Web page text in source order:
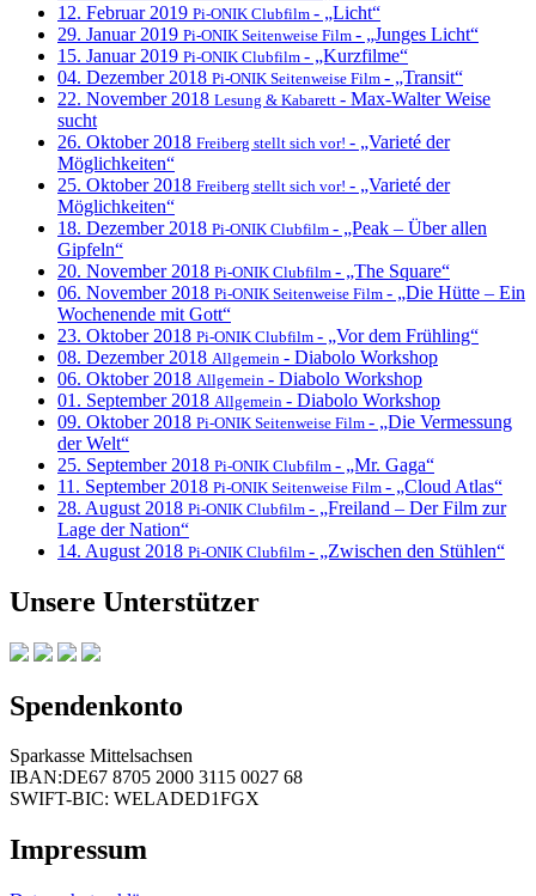
12. Februar 2019 Pi-ONIK Clubfilm - „Licht“
29. Januar 2019 Pi-ONIK Seitenweise Film - „Junges Licht“
15. Januar 2019 Pi-ONIK Clubfilm - „Kurzfilme“
04. Dezember 2018 Pi-ONIK Seitenweise Film - „Transit“
22. November 2018 Lesung & Kabarett - Max-Walter Weise
sucht
26. Oktober 2018 Freiberg stellt sich vor! - „Varieté der
Möglichkeiten“
25. Oktober 2018 Freiberg stellt sich vor! - „Varieté der
Möglichkeiten“
18. Dezember 2018 Pi-ONIK Clubfilm - „Peak – Über allen
Gipfeln“
20. November 2018 Pi-ONIK Clubfilm - „The Square“
06. November 2018 Pi-ONIK Seitenweise Film - „Die Hütte – Ein
Wochenende mit Gott“
23. Oktober 2018 Pi-ONIK Clubfilm - „Vor dem Frühling“
08. Dezember 2018 Allgemein - Diabolo Workshop
06. Oktober 2018 Allgemein - Diabolo Workshop
01. September 2018 Allgemein - Diabolo Workshop
09. Oktober 2018 Pi-ONIK Seitenweise Film - „Die Vermessung
der Welt“
25. September 2018 Pi-ONIK Clubfilm - „Mr. Gaga“
11. September 2018 Pi-ONIK Seitenweise Film - „Cloud Atlas“
28. August 2018 Pi-ONIK Clubfilm - „Freiland – Der Film zur
Lage der Nation“
14. August 2018 Pi-ONIK Clubfilm - „Zwischen den Stühlen“
Unsere Unterstützer
Spendenkonto
Sparkasse Mittelsachsen
IBAN:DE67 8705 2000 3115 0027 68
SWIFT-BIC: WELADED1FGX
Impressum